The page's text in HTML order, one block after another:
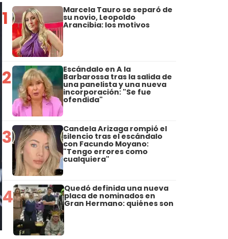
1 Marcela Tauro se separó de
su novio, Leopoldo
Arancibia: los motivos
2 Escándalo en A la
Barbarossa tras la salida de
una panelista y una nueva
incorporación: "Se fue
ofendida"
3 Candela Arizaga rompió el
silencio tras el escándalo
con Facundo Moyano:
"Tengo errores como
cualquiera"
4 Quedó definida una nueva
placa de nominados en
Gran Hermano: quiénes son